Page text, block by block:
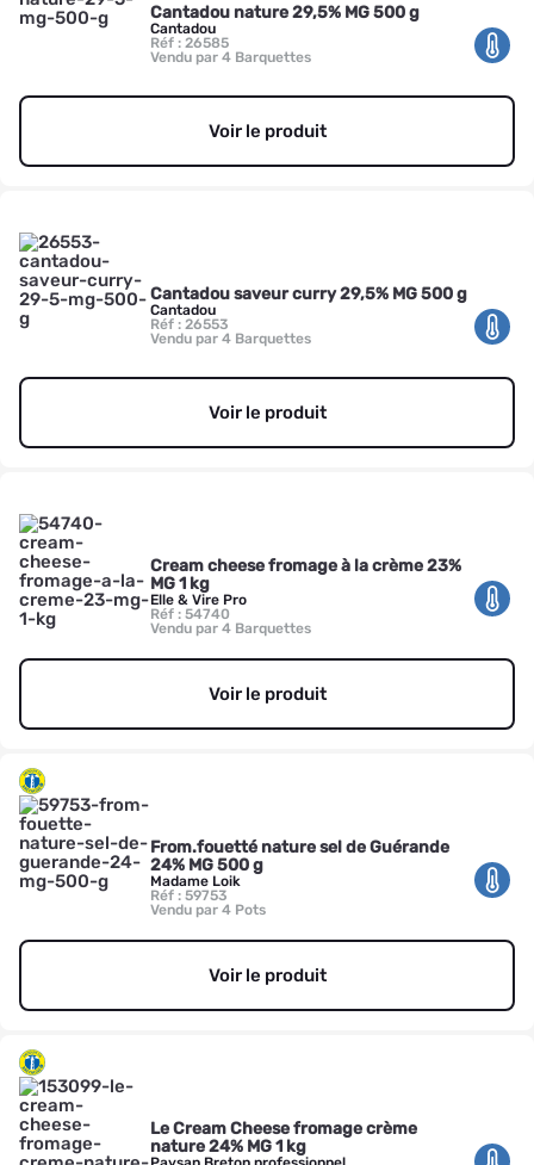
Cantadou nature 29,5% MG 500 g
Cantadou
Réf : 26585
Vendu par 4 Barquettes
Voir le produit
Cantadou saveur curry 29,5% MG 500 g
Cantadou
Réf : 26553
Vendu par 4 Barquettes
Voir le produit
Cream cheese fromage à la crème 23%
MG 1 kg
Elle & Vire Pro
Réf : 54740
Vendu par 4 Barquettes
Voir le produit
From.fouetté nature sel de Guérande
24% MG 500 g
Madame Loik
Réf : 59753
Vendu par 4 Pots
Voir le produit
Le Cream Cheese fromage crème
nature 24% MG 1 kg